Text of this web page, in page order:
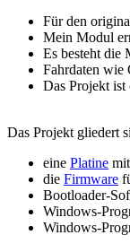
Für den
Mein Modul
Es besteht die
Fahrdaten wie
Das Projekt ist
Das Projekt gliedert
eine Platine
die Firmware
Bootloader-
Windows-
Windows-